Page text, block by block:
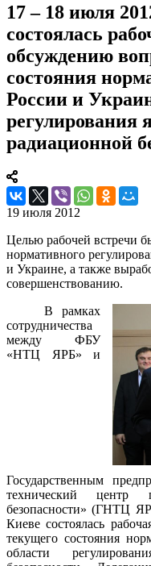
17 – 18 июля
состоялась
обсуждению
состояния
России и
регулирования
радиационной
19 июля 2012
Целью рабочей встречи
нормативного
и Украине, а также
совершенствованию.
В рамках
сотрудничества
между ФБУ
«НТЦ ЯРБ» и
Государственным
технический
безопасности» (ГНТЦ
Киеве состоялась
текущего состояния
области